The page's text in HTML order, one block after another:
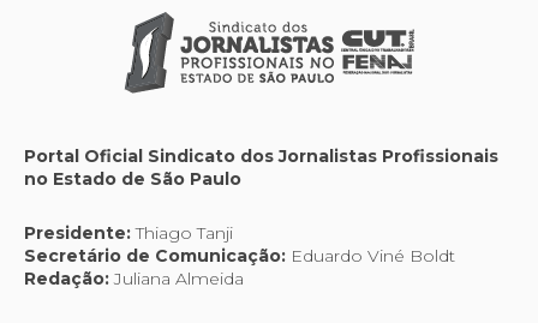
Portal Oficial Sindicato dos Jornalistas Profissionais
no Estado de São Paulo
Presidente:Thiago Tanji
Secretário de Comunicação: Eduardo Viné Boldt
Redação:Juliana Almeida